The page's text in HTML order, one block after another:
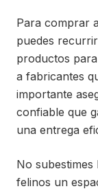
Para comprar
puedes
productos
a fabricantes
importante
confiable que
una entrega
No
felinos un